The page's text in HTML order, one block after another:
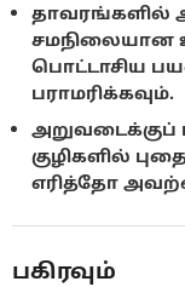
தாவரங்களில்
சமநிலையான
பொட்டாசிய
பராமரிக்கவும்.
குழிகளில்
எரித்தோ
பகிரவும்